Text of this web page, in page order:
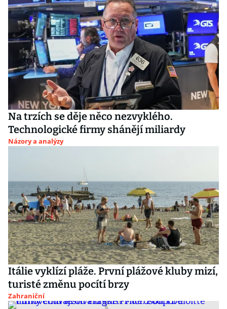
Na trzích se děje něco nezvyklého.
Technologické firmy shánějí miliardy
Názory a analýzy
Itálie vyklízí pláže. První plážové kluby mizí,
turisté změnu pocítí brzy
Zahraniční